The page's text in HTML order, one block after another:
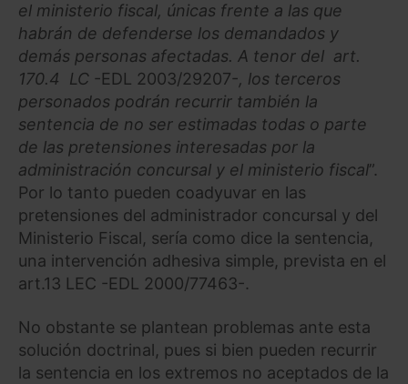
el ministerio fiscal, únicas frente a las que
habrán de defenderse los demandados y
demás personas afectadas. A tenor del art.
170.4 LC -EDL 2003/29207-, los terceros
personados podrán recurrir también la
sentencia de no ser estimadas todas o parte
de las pretensiones interesadas por la
administración concursal y el ministerio fiscal”.
Por lo tanto pueden coadyuvar en las
pretensiones del administrador concursal y del
Ministerio Fiscal, sería como dice la sentencia,
una intervención adhesiva simple, prevista en el
art.13 LEC -EDL 2000/77463-.
No obstante se plantean problemas ante esta
solución doctrinal, pues si bien pueden recurrir
la sentencia en los extremos no aceptados de la